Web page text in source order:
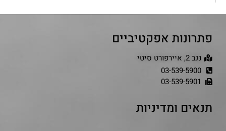
פתרונות אפקטיביים
נגב 2, איירפורט סיטי
03-539-5900
03-539-5901
תנאים ומדיניות